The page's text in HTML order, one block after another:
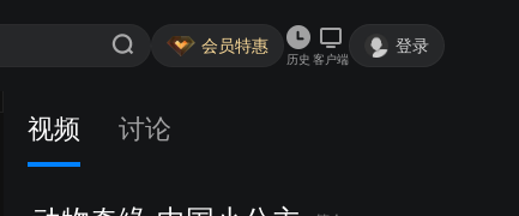
会员特惠
历史 客户端
登录
视频 讨论